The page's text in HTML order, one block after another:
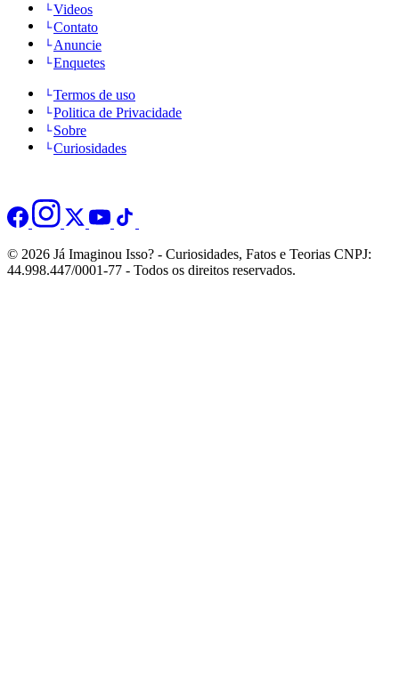
Videos
Contato
Anuncie
Enquetes
Termos de uso
Politica de Privacidade
Sobre
Curiosidades
© 2026 Já Imaginou Isso? - Curiosidades, Fatos e Teorias CNPJ:
44.998.447/0001-77 - Todos os direitos reservados.